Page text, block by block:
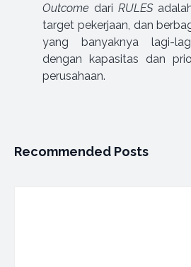
Outcome dari RULES
target pekerjaan, dan
yang banyaknya lagi-
dengan kapasitas dan
perusahaan.
Recommended Posts